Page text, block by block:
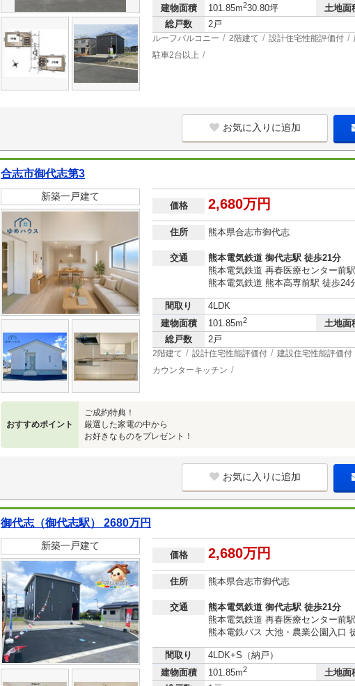
建物面積
101.85m230.80坪 土地面
総戸数
2戸
ルーフバルコニー 2階建て 設計住宅性能評価付
駐車2台以上
お気に入りに追加
合志市御代志第3
新築一戸建て
価格 2,680万円
住所 熊本県合志市御代志
交通
熊本電気鉄道 御代志駅 徒歩21分
熊本電気鉄道 再春医療センター前
熊本電気鉄道 熊本高専前駅 徒歩24
間取り
4LDK
建物面積
101.85m2 土地面
総戸数 2戸
2階建て 設計住宅性能評価付 建設住宅性能評価付
カウンターキッチン
おすすめポイント
ご成約特典！
厳選した家電の中から
お好きなものをプレゼント！
お気に入りに追加
御代志（御代志駅） 2680万円
新築一戸建て
価格 2,680万円
住所 熊本県合志市御代志
交通
熊本電気鉄道 御代志駅 徒歩21分
熊本電気鉄道 再春医療センター前
熊本電鉄バス 大池・農業公園入口
間取り
4LDK+S（納戸）
建物面積
101.85m2 土地面